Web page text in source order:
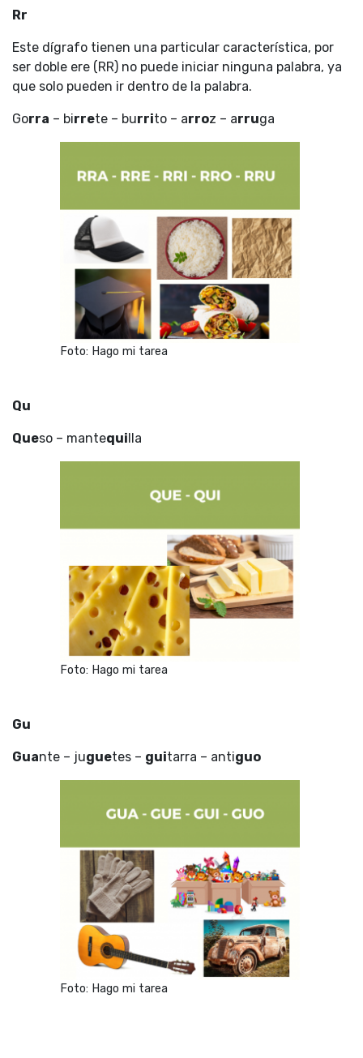
Rr
Este dígrafo tienen una particular característica, por
ser doble ere (RR) no puede iniciar ninguna palabra, ya
que solo pueden ir dentro de la palabra.
Gorra – birrete – burrito – arroz – arruga
Foto: Hago mi tarea
Qu
Queso – mantequilla
Foto: Hago mi tarea
Gu
Guante – juguetes – guitarra – antiguo
Foto: Hago mi tarea